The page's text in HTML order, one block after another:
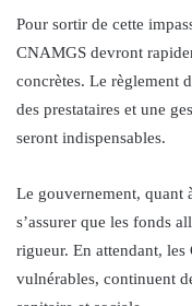
Pour sortir de cette
CNAMGS devront
concrètes. Le règlement
des prestataires et une
seront indispensables.
Le gouvernement, quant
s’assurer que les fonds
rigueur. En attendant,
vulnérables, continuent